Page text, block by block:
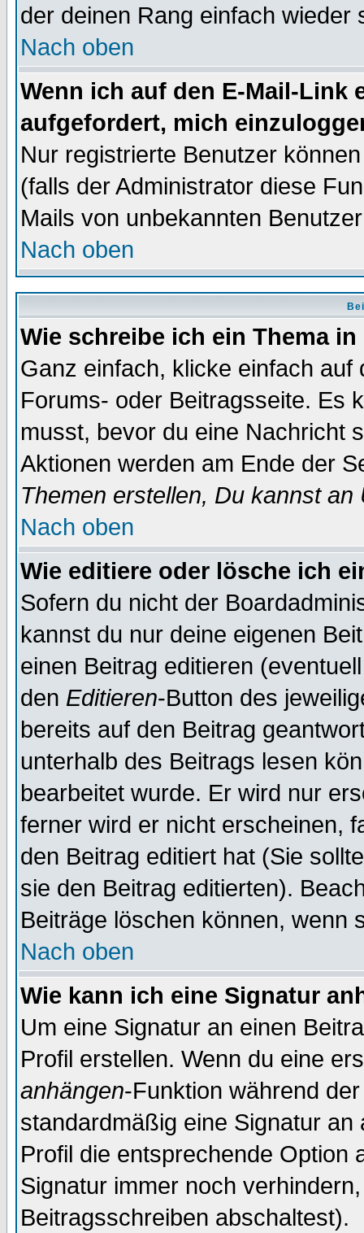
der deinen Rang einfach wieder
Nach oben
Wenn ich auf den E-Mail-Link
aufgefordert, mich
Nur registrierte Benutzer
(falls der Administrator diese
Mails von unbekannten
Nach oben
Wie schreibe ich ein Thema
Ganz einfach, klicke einfach
Forums- oder Beitragsseite. Es
musst, bevor du eine Nachricht
Aktionen werden am Ende der
Themen erstellen, Du kannst
Nach oben
Wie editiere oder lösche ich
Sofern du nicht der
kannst du nur deine eigenen
einen Beitrag editieren
den Editieren-Button des
bereits auf den Beitrag
unterhalb des Beitrags lesen
bearbeitet wurde. Er wird nur
ferner wird er nicht erscheinen,
den Beitrag editiert hat (Sie
sie den Beitrag editierten).
Beiträge löschen können, wenn
Nach oben
Wie kann ich eine Signatur
Um eine Signatur an einen
Profil erstellen. Wenn du eine
anhängen-Funktion während
standardmäßig eine Signatur
Profil die entsprechende Option
Signatur immer noch
Beitragsschreiben abschaltest).